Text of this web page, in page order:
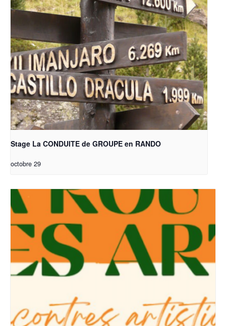
Stage La CONDUITE de GROUPE en RANDO
octobre 29